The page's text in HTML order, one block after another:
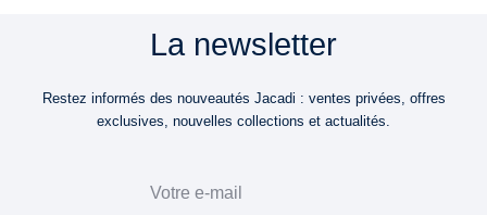
La newsletter
Restez informés des nouveautés Jacadi : ventes privées, offres
exclusives, nouvelles collections et actualités.